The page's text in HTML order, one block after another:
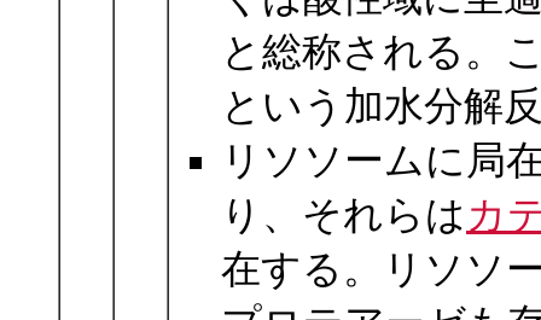
と総称される。
という加水分解
リソソームに局
り、それらは カ
在する。リソソ